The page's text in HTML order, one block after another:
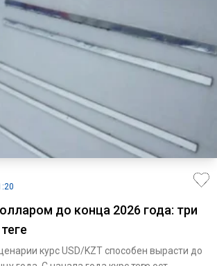
до конца 2026 года: три
курс USD/KZT способен вырасти до